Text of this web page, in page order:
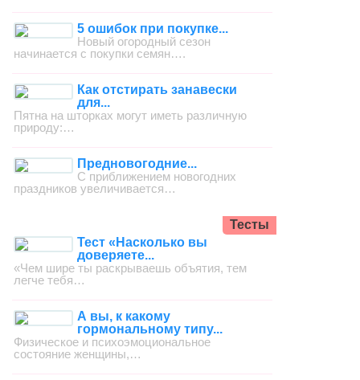
5 ошибок при покупке...
Новый огородный сезон
начинается с покупки семян….
Как отстирать занавески
для...
Пятна на шторках могут иметь различную
природу:…
Предновогодние...
С приближением новогодних
праздников увеличивается…
Тесты
Тест «Насколько вы
доверяете...
«Чем шире ты раскрываешь объятия, тем
легче тебя…
А вы, к какому
гормональному типу...
Физическое и психоэмоциональное
состояние женщины,…